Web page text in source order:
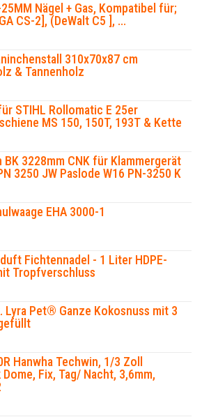
Nägel + Gas, Kompatibel für;
CS-2], (DeWalt C5 ], ...
310x70x87 cm
& Tannenholz
STIHL Rollomatic E 25er
MS 150, 150T, 193T & Kette
BK 3228mm CNK für Klammergerät
3250 JW Paslode W16 PN-3250 K
EHA 3000-1
Fichtennadel - 1 Liter HDPE-
Tropfverschluss
Lyra Pet® Ganze Kokosnuss mit 3
Hanwha Techwin, 1/3 Zoll
Fix, Tag/ Nacht, 3,6mm,